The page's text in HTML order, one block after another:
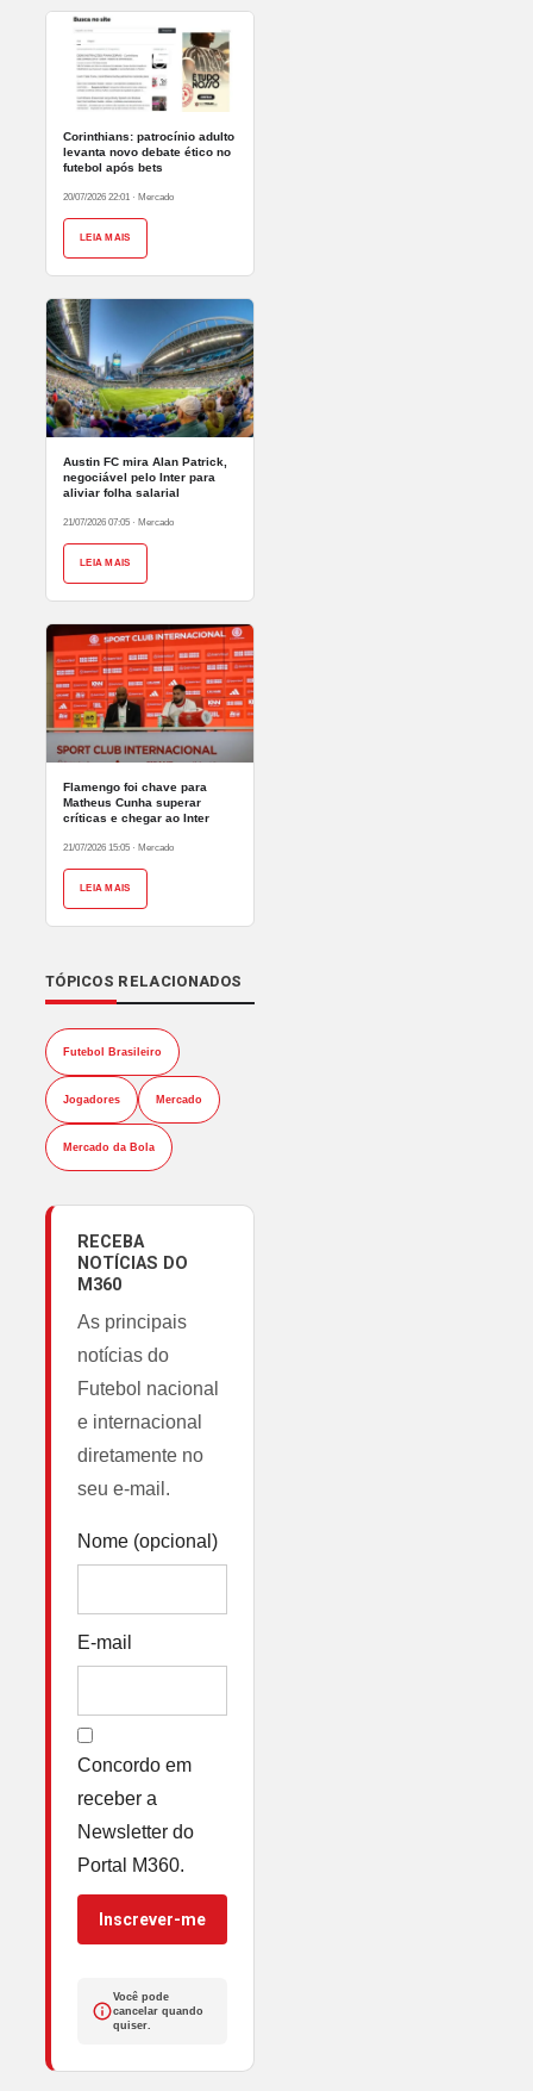
Corinthians: patrocínio adulto
levanta novo debate ético no
futebol após bets
20/07/2026 22:01 · Mercado
LEIA MAIS
Austin FC mira Alan Patrick,
negociável pelo Inter para
aliviar folha salarial
21/07/2026 07:05 · Mercado
LEIA MAIS
Flamengo foi chave para
Matheus Cunha superar
críticas e chegar ao Inter
21/07/2026 15:05 · Mercado
LEIA MAIS
TÓPICOS RELACIONADOS
Futebol Brasileiro
Jogadores Mercado
Mercado da Bola
RECEBA
NOTÍCIAS DO
M360
As principais
notícias do
Futebol nacional
e internacional
diretamente no
seu e-mail.
Nome (opcional)
E-mail
Concordo em
receber a
Newsletter do
Portal M360.
Inscrever-me
Você pode
cancelar quando
quiser.